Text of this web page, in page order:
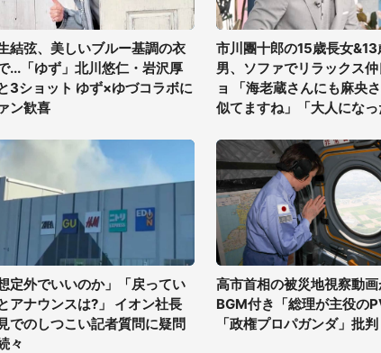
結弦、美しいブルー基調の衣
...「ゆず」北川悠仁・岩沢厚
3ショット ゆず×ゆづコラボに
ン歓喜
市川團十郎の15歳長女&13
男、ソファでリラックス
ョ 「海老蔵さんにも麻央
似てますね」「大人になっ
想定外でいいのか」「戻ってい
アナウンスは?」 イオン社長
でのしつこい記者質問に疑問
々
高市首相の被災地視察動
BGM付き「総理が主役の
「政権プロパガンダ」批判